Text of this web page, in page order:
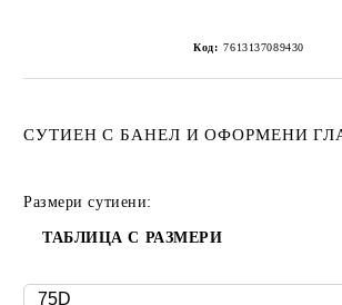
Код: 7613137089430
СУТИЕН С БАНЕЛ И ОФОРМЕНИ
Размери сутиени:
ТАБЛИЦА С РАЗМЕРИ